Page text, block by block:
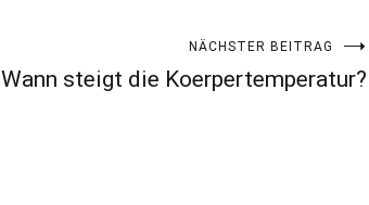
NÄCHSTER BEITRAG
Wann steigt die Koerpertemperatur?